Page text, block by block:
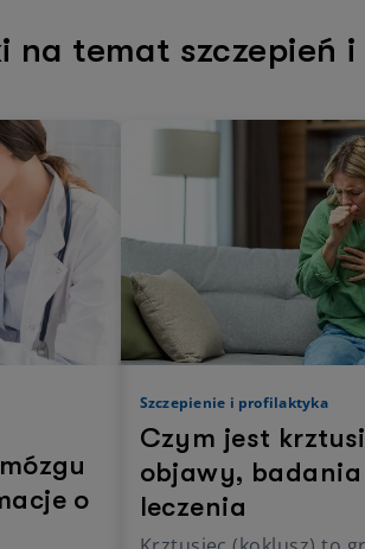
na temat szczepień
o
Szczepienie i profilaktyka
Czym jest
objawy,
leczenia